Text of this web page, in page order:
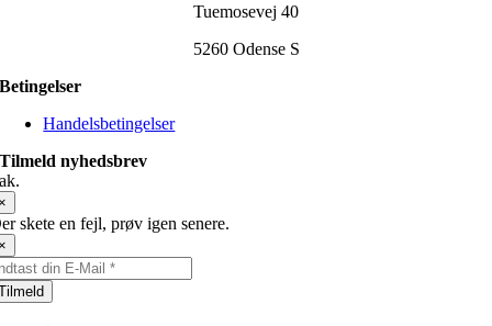
Tuemosevej 40
5260 Odense S
Betingelser
Handelsbetingelser
Tilmeld nyhedsbrev
skete en fejl, prøv igen senere.